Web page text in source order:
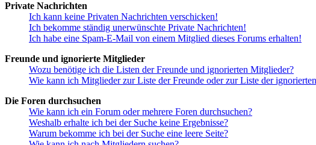
Private Nachrichten
Ich kann keine Privaten Nachrichten verschicken!
Ich bekomme ständig unerwünschte Private Nachrichten!
Ich habe eine Spam-E-Mail von einem Mitglied dieses Forums erhalten!
Freunde und ignorierte Mitglieder
Wozu benötige ich die Listen der Freunde und ignorierten Mitglieder?
Wie kann ich Mitglieder zur Liste der Freunde oder zur Liste der
Die Foren durchsuchen
Wie kann ich ein Forum oder mehrere Foren durchsuchen?
Weshalb erhalte ich bei der Suche keine Ergebnisse?
Warum bekomme ich bei der Suche eine leere Seite?